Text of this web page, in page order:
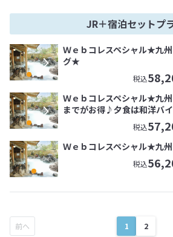
JR＋宿泊セットプ
Ｗｅｂコレスペシャル★九
グ★
税込
Ｗｅｂコレスペシャル★九
までがお得♪夕食は和洋バ
税込
Ｗｅｂコレスペシャル★
税込
1 2